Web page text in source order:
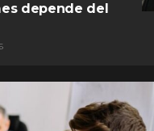
depende del